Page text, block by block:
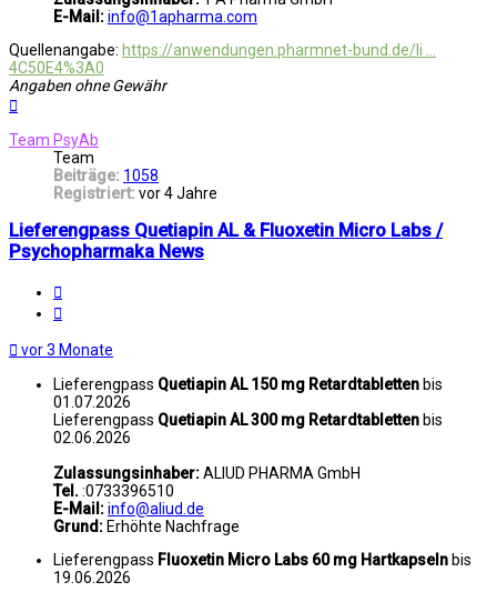
E-Mail:info@1apharma.com
Quellenangabe: https://anwendungen.pharmnet-bund.de/li ...
4C50E4%3A0
Angaben ohne Gewähr
Team PsyAb
Team
Beiträge: 1058
Registriert: vor 4 Jahre
Lieferengpass Quetiapin AL & Fluoxetin Micro Labs /
Psychopharmaka News
vor 3 Monate
Lieferengpass Quetiapin AL 150 mg Retardtabletten bis
01.07.2026
Lieferengpass Quetiapin AL 300 mg Retardtabletten bis
02.06.2026
Zulassungsinhaber:ALIUD PHARMA GmbH
Tel. :0733396510
E-Mail:info@aliud.de
Grund: Erhöhte Nachfrage
Lieferengpass Fluoxetin Micro Labs 60 mg Hartkapseln bis
19.06.2026